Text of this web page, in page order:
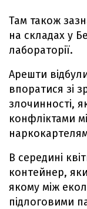
Там також
на складах у
лабораторії.
Арешти
впоратися зі
злочинності,
конфліктами
В середині
контейнер,
якому між
підлоговими